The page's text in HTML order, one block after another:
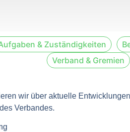
& Zuständigkeiten
Verband & Gremien
wir über aktuelle
Verbandes.